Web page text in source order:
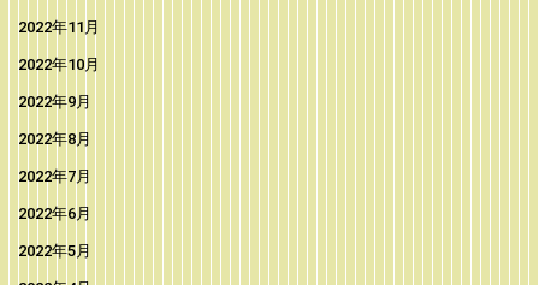
2022年11月
2022年10月
2022年9月
2022年8月
2022年7月
2022年6月
2022年5月